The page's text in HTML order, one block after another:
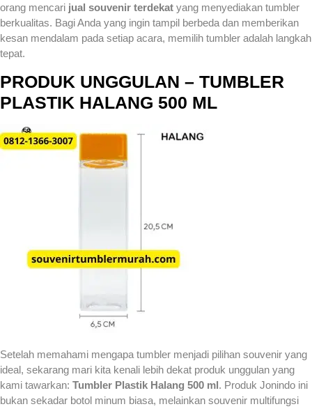
orang mencari jual souvenir terdekat yang menyediakan tumbler
berkualitas. Bagi Anda yang ingin tampil berbeda dan memberikan
kesan mendalam pada setiap acara, memilih tumbler adalah langkah
tepat.
PRODUK UNGGULAN – TUMBLER
PLASTIK HALANG 500 ML
Setelah memahami mengapa tumbler menjadi pilihan souvenir yang
ideal, sekarang mari kita kenali lebih dekat produk unggulan yang
kami tawarkan: Tumbler Plastik Halang 500 ml. Produk Jonindo ini
bukan sekadar botol minum biasa, melainkan souvenir multifungsi